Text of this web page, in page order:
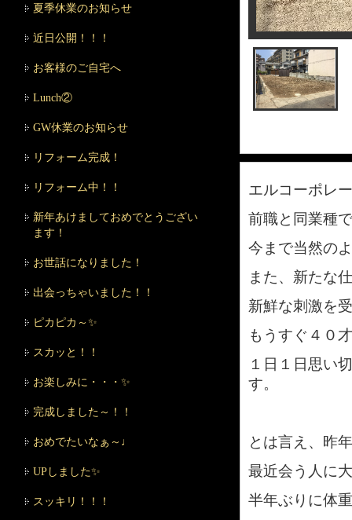
エルコーポレ
前職と同業種
今まで当然の
また、新たな
新鮮な刺激を
もうすぐ４０
１日１日思い
す。
とは言え、昨
最近会う人に
半年ぶりに体
夏季休業のお知らせ
近日公開！！！
お客様のご自宅へ
Lunch②
GW休業のお知らせ
リフォーム完成！
リフォーム中！！
新年あけましておめでとうござい
ます！
お世話になりました！
出会っちゃいました！！
ピカピカ～✨
スカッと！！
お楽しみに・・・✨
完成しました～！！
おめでたいなぁ～♩
UPしました✨
スッキリ！！！